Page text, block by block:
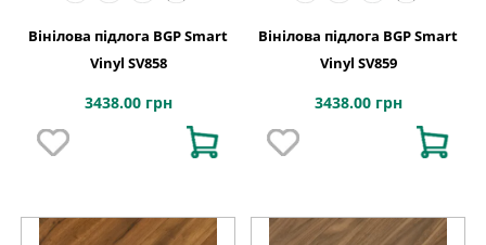
Вінілова підлога BGP Smart
Vinyl SV858
3438.00 грн
Вінілова підлога BGP Smart
Vinyl SV859
3438.00 грн